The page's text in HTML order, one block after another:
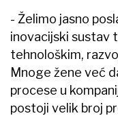
- Želimo jasno
inovacijski sustav
tehnološkim,
Mnoge žene već
procese u
postoji velik broj